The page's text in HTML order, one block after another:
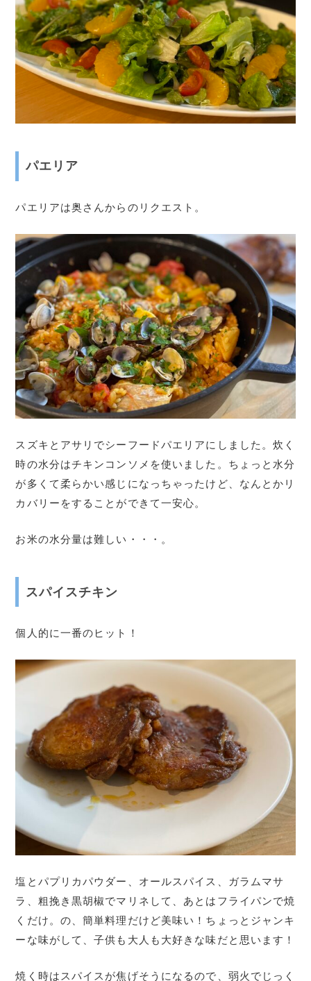
パエリア
パエリアは奥さんからのリクエスト。
スズキとアサリでシーフードパエリアにしました。炊く
時の水分はチキンコンソメを使いました。ちょっと水分
が多くて柔らかい感じになっちゃったけど、なんとかリ
カバリーをすることができて一安心。
お米の水分量は難しい・・・。
スパイスチキン
個人的に一番のヒット！
塩とパプリカパウダー、オールスパイス、ガラムマサ
ラ、粗挽き黒胡椒でマリネして、あとはフライパンで焼
くだけ。の、簡単料理だけど美味い！ちょっとジャンキ
ーな味がして、子供も大人も大好きな味だと思います！
焼く時はスパイスが焦げそうになるので、弱火でじっく